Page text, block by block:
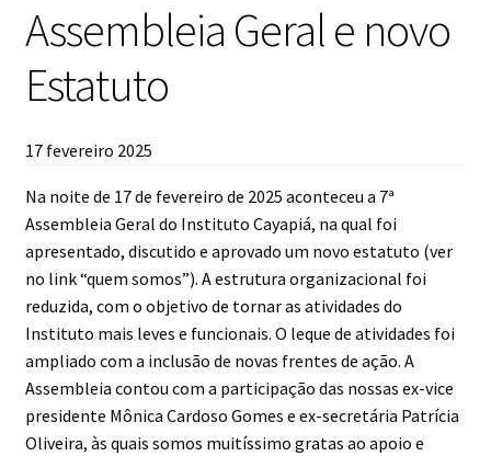
Assembleia Geral e novo
Estatuto
17 fevereiro 2025
Na noite de 17 de fevereiro de 2025 aconteceu a 7ª
Assembleia Geral do Instituto Cayapiá, na qual foi
apresentado, discutido e aprovado um novo estatuto (ver
no link “quem somos”). A estrutura organizacional foi
reduzida, com o objetivo de tornar as atividades do
Instituto mais leves e funcionais. O leque de atividades foi
ampliado com a inclusão de novas frentes de ação. A
Assembleia contou com a participação das nossas ex-vice
presidente Mônica Cardoso Gomes e ex-secretária Patrícia
Oliveira, às quais somos muitíssimo gratas ao apoio e